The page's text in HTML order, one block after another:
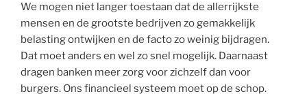
We mogen niet langer toestaan dat de allerrijkste
mensen en de grootste bedrijven zo gemakkelijk
belasting ontwijken en de facto zo weinig bijdragen.
Dat moet anders en wel zo snel mogelijk. Daarnaast
dragen banken meer zorg voor zichzelf dan voor
burgers. Ons financieel systeem moet op de schop.